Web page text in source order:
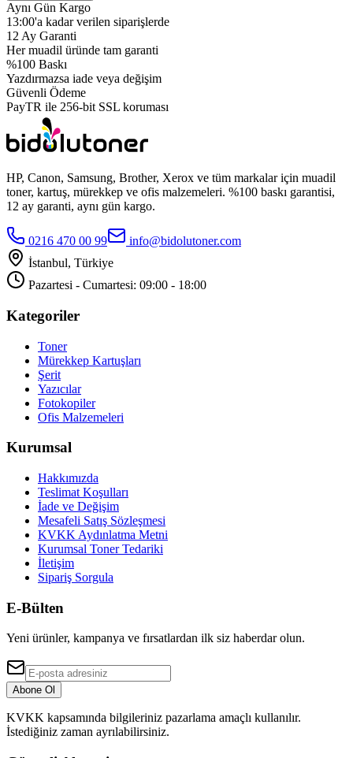
Aynı Gün Kargo
13:00'a kadar verilen siparişlerde
12 Ay Garanti
Her muadil üründe tam garanti
%100 Baskı
Yazdırmazsa iade veya değişim
Güvenli Ödeme
PayTR ile 256-bit SSL koruması
HP, Canon, Samsung, Brother, Xerox ve tüm markalar için muadil
toner, kartuş, mürekkep ve ofis malzemeleri. %100 baskı garantisi,
12 ay garanti, aynı gün kargo.
0216 470 00 99
info@bidolutoner.com
İstanbul, Türkiye
Pazartesi - Cumartesi: 09:00 - 18:00
Kategoriler
Toner
Mürekkep Kartuşları
Şerit
Yazıcılar
Fotokopiler
Ofis Malzemeleri
Kurumsal
Hakkımızda
Teslimat Koşulları
İade ve Değişim
Mesafeli Satış Sözleşmesi
KVKK Aydınlatma Metni
Kurumsal Toner Tedariki
İletişim
Sipariş Sorgula
E-Bülten
Yeni ürünler, kampanya ve fırsatlardan ilk siz haberdar olun.
Abone Ol
KVKK kapsamında bilgileriniz pazarlama amaçlı kullanılır.
İstediğiniz zaman ayrılabilirsiniz.